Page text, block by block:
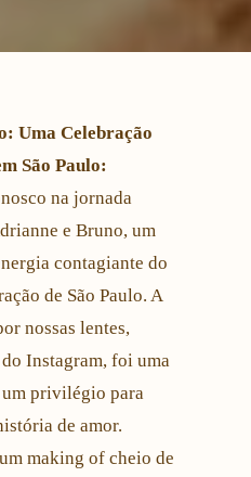
Uma Celebração
São Paulo:
na jornada
e Bruno, um
contagiante do
de São Paulo. A
nossas lentes,
Instagram, foi uma
privilégio para
de amor.
making of cheio de